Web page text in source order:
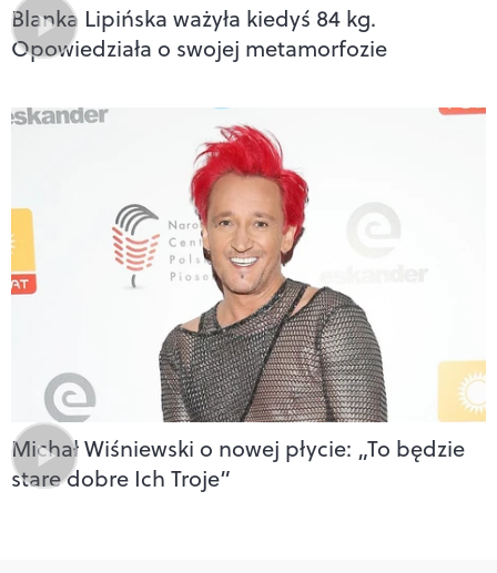
Blanka Lipińska ważyła kiedyś 84 kg.
Opowiedziała o swojej metamorfozie
Michał Wiśniewski o nowej płycie: „To będzie
stare dobre Ich Troje”